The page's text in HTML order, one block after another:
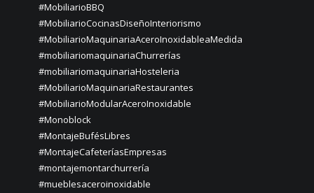
#MobiliarioBBQ
#MobiliarioCocinasDiseñoInteriorismo
#MobiliarioMaquinariaAceroInoxidableaMedida
#mobiliariomaquinariaChurrerías
#mobiliariomaquinariaHosteleria
#MobiliarioMaquinariaRestaurantes
#MobiliarioModularAceroInoxidable
#Monoblock
#MontajeBufésLibres
#MontajeCafeteríasEmpresas
#montajemontarchurrería
#mueblesaceroinoxidable